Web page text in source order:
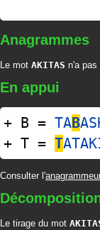
Anagrammes
Le mot AKITAS n'a pas
En appui
+ B = TAB
+ T = T
Consulter l'
Le tirage du mot